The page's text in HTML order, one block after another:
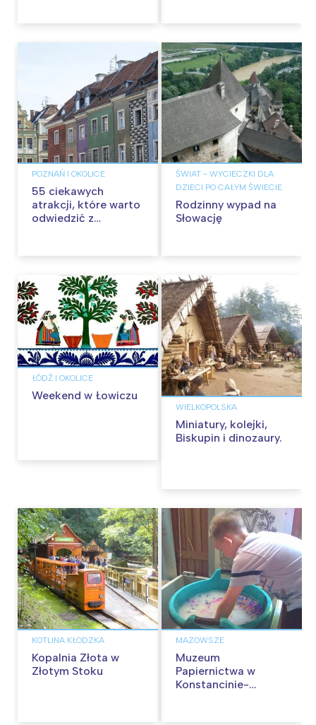
POZNAŃ I OKOLICE
55 ciekawych
atrakcji, które warto
odwiedzić z
ŚWIAT - WYCIECZKI DLA
DZIECI PO CAŁYM ŚWIECIE
Rodzinny wypad na
Słowację
ŁÓDŹ I OKOLICE
Weekend w Łowiczu
WIELKOPOLSKA
Miniatury, kolejki,
Biskupin i dinozaury.
KOTLINA KŁODZKA
Kopalnia Złota w
Złotym Stoku
MAZOWSZE
Muzeum
Papiernictwa w
Konstancinie-